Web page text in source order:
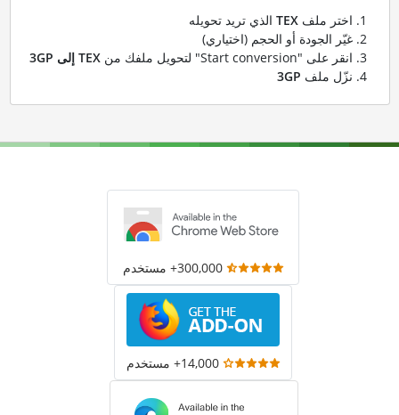
اختر ملف TEXالذي تريد تحويله
غيّر الجودة أو الحجم (اختياري)
انقر على "Start conversion" لتحويل ملفك من
TEX إلى 3GP
نزّل ملف 3GP
300,000+ مستخدم
14,000+ مستخدم